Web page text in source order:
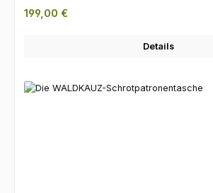
Regulärer Preis:
199,00 €
Details